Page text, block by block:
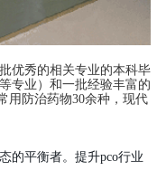
优秀的相关专业的本科毕
专业）和一批经验丰富的
用防治药物30余种，现代
的平衡者。 提升pco行业